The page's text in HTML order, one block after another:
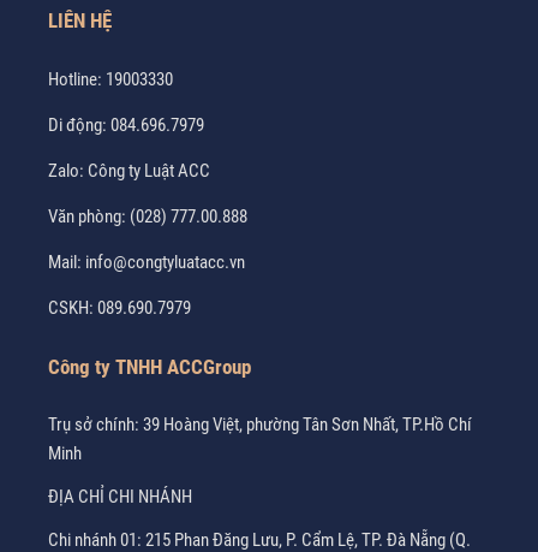
LIÊN HỆ
Hotline: 19003330
Di động: 084.696.7979
Zalo: Công ty Luật ACC
Văn phòng: (028) 777.00.888
Mail: info@congtyluatacc.vn
CSKH: 089.690.7979
Công ty TNHH ACCGroup
Trụ sở chính: 39 Hoàng Việt, phường Tân Sơn Nhất, TP.Hồ Chí
Minh
ĐỊA CHỈ CHI NHÁNH
Chi nhánh 01: 215 Phan Đăng Lưu, P. Cẩm Lệ, TP. Đà Nẵng (Q.